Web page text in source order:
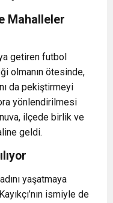
Mahalleler
getiren futbol
olmanın ötesinde,
da pekiştirmeyi
yönlendirilmesi
ilçede birlik ve
geldi.
yaşatmaya
ismiyle de